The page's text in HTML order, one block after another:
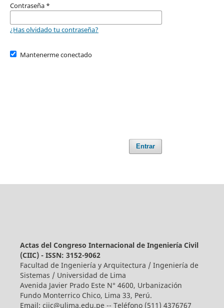
Contraseña *
¿Has olvidado tu contraseña?
Mantenerme conectado
Entrar
Actas del Congreso Internacional de Ingeniería Civil
(CIIC) - ISSN: 3152-9062
Facultad de Ingeniería y Arquitectura / Ingeniería de
Sistemas / Universidad de Lima
Avenida Javier Prado Este N° 4600, Urbanización
Fundo Monterrico Chico, Lima 33, Perú.
Email: ciic@ulima.edu.pe-- Teléfono (511) 4376767